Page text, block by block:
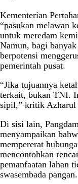
Kementerian
“pasukan melawan
untuk meredam
Namun, bagi
berpotensi
pemerintah pusat.
“Jika tujuannya
terkait, bukan TNI.
sipil,” kritik Azharul
Di sisi lain,
menyampaikan
mempererat
mencontohkan
pemanfaatan lahan
swasembada pangan.